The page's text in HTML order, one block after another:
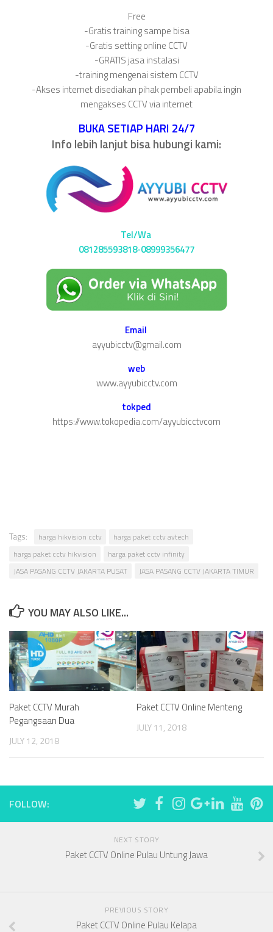
Free
-Gratis training sampe bisa
-Gratis setting online CCTV
-GRATIS jasa instalasi
-training mengenai sistem CCTV
-Akses internet disediakan pihak pembeli apabila ingin
mengakses CCTV via internet
BUKA SETIAP HARI 24/7
Info lebih lanjut bisa hubungi kami:
Tel/Wa
081285593818-08999356477
Email
ayyubicctv@gmail.com
web
www.ayyubicctv.com
tokped
https://www.tokopedia.com/ayyubicctvcom
Tags: harga hikvision cctv
harga paket cctv avtech
harga paket cctv hikvision
harga paket cctv infinity
JASA PASANG CCTV JAKARTA PUSAT
JASA PASANG CCTV JAKARTA TIMUR
YOU MAY ALSO LIKE...
Paket CCTV Murah
Pegangsaan Dua
JULY 12, 2018
Paket CCTV Online Menteng
JULY 11, 2018
FOLLOW:
NEXT STORY
Paket CCTV Online Pulau Untung Jawa
PREVIOUS STORY
Paket CCTV Online Pulau Kelapa